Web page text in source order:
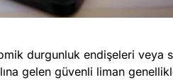
durgunluk endişeleri veya
gelen güvenli liman